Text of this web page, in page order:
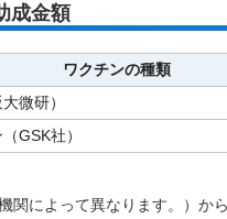
成金額
ワクチンの種類
微研）
GSK社）
関によって異なります。）か